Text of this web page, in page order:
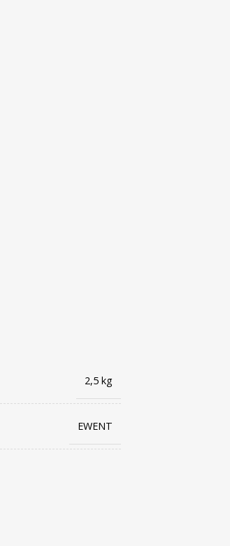
2,5 kg
EWENT